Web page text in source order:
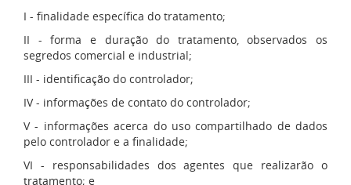
I - finalidade específica do tratamento;
II - forma e duração do tratamento, observados os
segredos comercial e industrial;
III - identificação do controlador;
IV - informações de contato do controlador;
V - informações acerca do uso compartilhado de dados
pelo controlador e a finalidade;
VI - responsabilidades dos agentes que realizarão o
tratamento; e